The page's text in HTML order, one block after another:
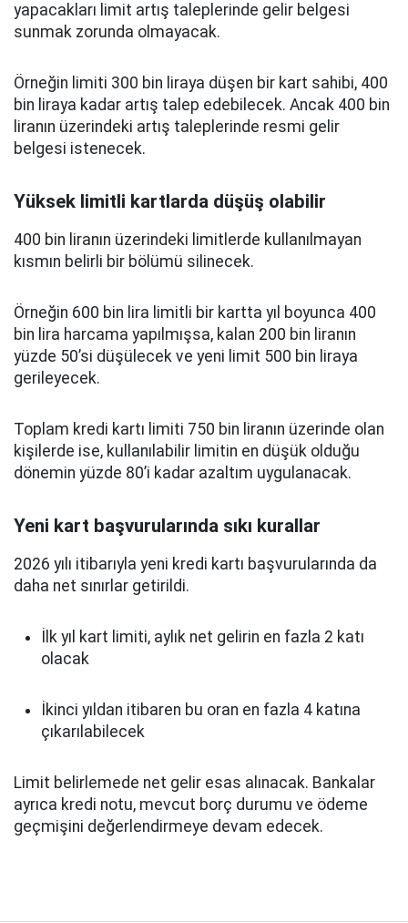
yapacakları limit artış taleplerinde gelir belgesi
sunmak zorunda olmayacak.
Örneğin limiti 300 bin liraya düşen bir kart sahibi, 400
bin liraya kadar artış talep edebilecek. Ancak 400 bin
liranın üzerindeki artış taleplerinde resmi gelir
belgesi istenecek.
Yüksek limitli kartlarda düşüş olabilir
400 bin liranın üzerindeki limitlerde kullanılmayan
kısmın belirli bir bölümü silinecek.
Örneğin 600 bin lira limitli bir kartta yıl boyunca 400
bin lira harcama yapılmışsa, kalan 200 bin liranın
yüzde 50’si düşülecek ve yeni limit 500 bin liraya
gerileyecek.
Toplam kredi kartı limiti 750 bin liranın üzerinde olan
kişilerde ise, kullanılabilir limitin en düşük olduğu
dönemin yüzde 80’i kadar azaltım uygulanacak.
Yeni kart başvurularında sıkı kurallar
2026 yılı itibarıyla yeni kredi kartı başvurularında da
daha net sınırlar getirildi.
İlk yıl kart limiti, aylık net gelirin en fazla 2 katı
olacak
İkinci yıldan itibaren bu oran en fazla 4 katına
çıkarılabilecek
Limit belirlemede net gelir esas alınacak. Bankalar
ayrıca kredi notu, mevcut borç durumu ve ödeme
geçmişini değerlendirmeye devam edecek.